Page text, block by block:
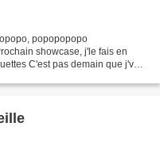
popopopopo
showcase, j'le fais en
C'est pas demain que j'vais